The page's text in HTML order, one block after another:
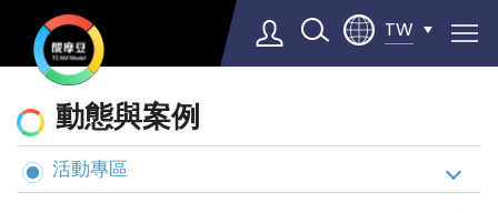
TW
▼
態
與
案
動態與案例
活動專區